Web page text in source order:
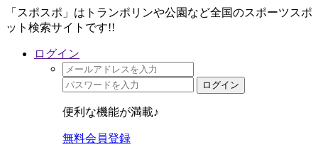
「スポスポ」はトランポリンや公園など全国のスポーツスポ
ット検索サイトです!!
ログイン
ログイン
便利な機能が満載♪
無料会員登録